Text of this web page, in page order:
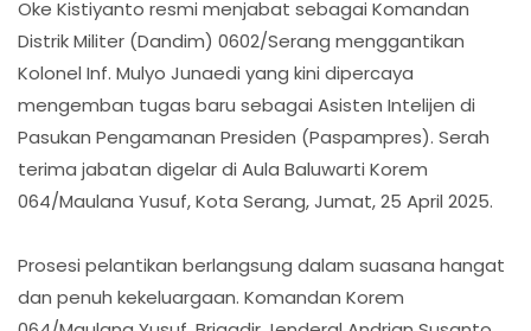
Oke Kistiyanto resmi menjabat sebagai Komandan
Distrik Militer (Dandim) 0602/Serang menggantikan
Kolonel Inf. Mulyo Junaedi yang kini dipercaya
mengemban tugas baru sebagai Asisten Intelijen di
Pasukan Pengamanan Presiden (Paspampres). Serah
terima jabatan digelar di Aula Baluwarti Korem
064/Maulana Yusuf, Kota Serang, Jumat, 25 April 2025.
Prosesi pelantikan berlangsung dalam suasana hangat
dan penuh kekeluargaan. Komandan Korem